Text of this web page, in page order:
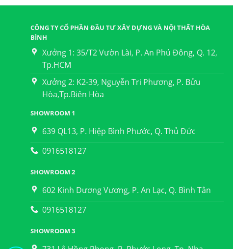
CÔNG TY CỔ PHẦN ĐẦU TƯ XÂY DỰNG VÀ NỘI THẤT HÒA
BÌNH
Xưởng 1: 35/T2 Vườn Lài, P. An Phú Đông, Q. 12,
Tp.HCM
Xưởng 2: K2-39, Nguyễn Tri Phương, P. Bửu
Hòa,Tp.Biên Hòa
SHOWROOM 1
639 QL13, P. Hiệp Bình Phước, Q. Thủ Đức
0916518127
SHOWROOM 2
602 Kinh Dương Vương, P. An Lạc, Q. Bình Tân
0916518127
SHOWROOM 3